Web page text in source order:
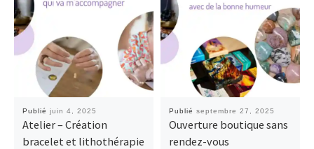
Publié juin 4, 2025
Atelier – Création
bracelet et lithothérapie
Publié septembre 27, 2025
Ouverture boutique sans
rendez-vous